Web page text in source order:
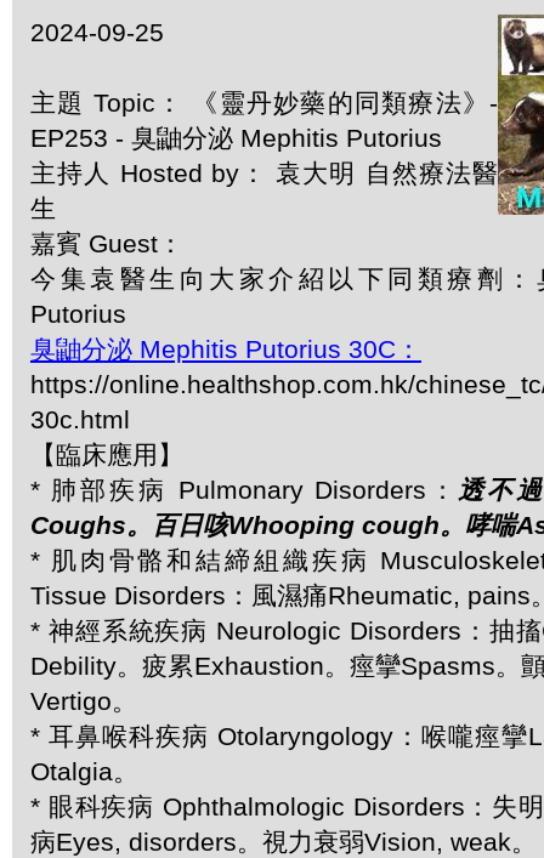
2024-09-25
主題 Topic： 《靈丹妙藥的同類療法》-
EP253 - 臭鼬分泌 Mephitis Putorius
主持人 Hosted by： 袁大明 自然療法醫
生
嘉賓 Guest：
今集袁醫生向大家介紹以下同類療劑：
Putorius
臭鼬分泌 Mephitis Putorius 30C：
https://online.healthshop.com.hk/
30c.html
【臨床應用】
* 肺部疾病 Pulmonary Disorders： 透不
Coughs。百日咳Whooping cough。哮喘
* 肌肉骨骼和結締組織疾病
Tissue Disorders：風濕痛Rheumatic, pains
* 神經系統疾病 Neurologic Disorders：抽
Debility。疲累Exhaustion。痙攣Spasms。
Vertigo。
* 耳鼻喉科疾病 Otolaryngology：喉嚨痙攣
Otalgia。
* 眼科疾病 Ophthalmologic Disorders：失
病Eyes, disorders。視力衰弱Vision, weak。